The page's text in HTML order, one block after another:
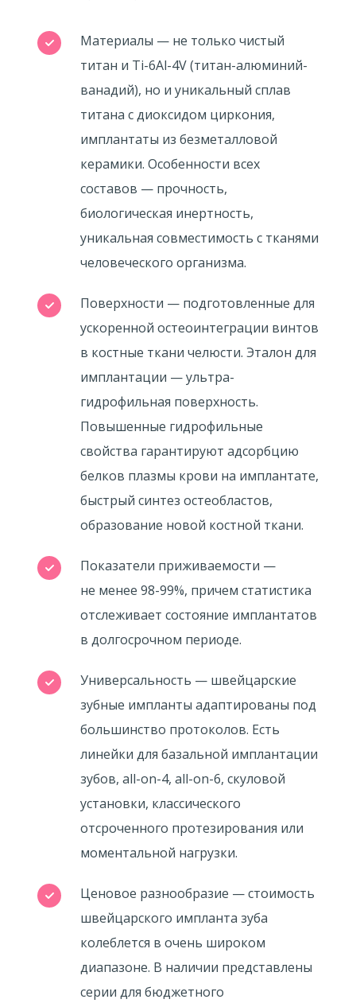
Материалы — не только чистый
титан и Ti-6Al-4V (титан-алюминий-
ванадий), но и уникальный сплав
титана с диоксидом циркония,
имплантаты из безметалловой
керамики. Особенности всех
составов — прочность,
биологическая инертность,
уникальная совместимость с тканями
человеческого организма.
Поверхности — подготовленные для
ускоренной остеоинтеграции винтов
в костные ткани челюсти. Эталон для
имплантации — ультра-
гидрофильная поверхность.
Повышенные гидрофильные
свойства гарантируют адсорбцию
белков плазмы крови на имплантате,
быстрый синтез остеобластов,
образование новой костной ткани.
Показатели приживаемости —
не менее 98-99%, причем статистика
отслеживает состояние имплантатов
в долгосрочном периоде.
Универсальность — швейцарские
зубные импланты адаптированы под
большинство протоколов. Есть
линейки для базальной имплантации
зубов, all-on-4, all-on-6, скуловой
установки, классического
отсроченного протезирования или
моментальной нагрузки.
Ценовое разнообразие — стоимость
швейцарского импланта зуба
колеблется в очень широком
диапазоне. В наличии представлены
серии для бюджетного